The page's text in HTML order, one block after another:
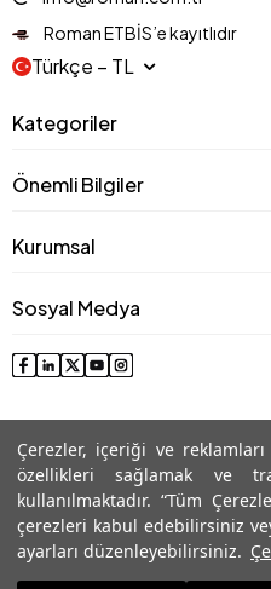
Çerezler, içeriği ve
özellikleri sağlamak ve
kullanılmaktadır. “Tüm
çerezleri kabul edebilirsiniz
ayarları düzenleyebilirsiniz.
Roman ETBİS’e kayıtlıdır
Türkçe − TL
Kategoriler
Önemli Bilgiler
Kurumsal
Sosyal Medya
© 2025 Roman® Tüm